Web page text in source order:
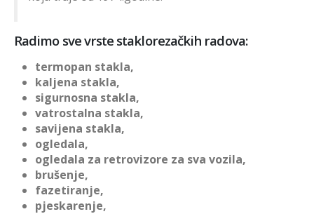
Radimo sve vrste staklorezačkih radova:
termopan stakla,
kaljena stakla,
sigurnosna stakla,
vatrostalna stakla,
savijena stakla,
ogledala,
ogledala za retrovizore za sva vozila,
brušenje,
fazetiranje,
pjeskarenje,